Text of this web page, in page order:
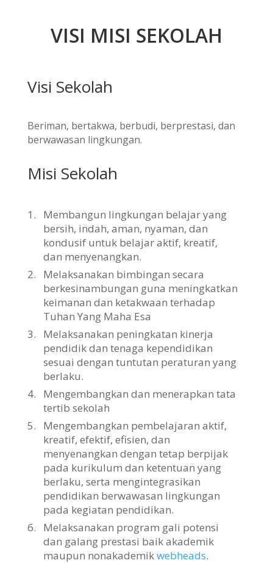
VISI MISI SEKOLAH
Visi Sekolah
Beriman, bertakwa, berbudi, berprestasi, dan
berwawasan lingkungan.
Misi Sekolah
1.
Membangun lingkungan belajar yang
bersih, indah, aman, nyaman, dan
kondusif untuk belajar aktif, kreatif,
dan menyenangkan.
2.
Melaksanakan bimbingan secara
berkesinambungan guna meningkatkan
keimanan dan ketakwaan terhadap
Tuhan Yang Maha Esa
3.
Melaksanakan peningkatan kinerja
pendidik dan tenaga kependidikan
sesuai dengan tuntutan peraturan yang
berlaku.
4.
Mengembangkan dan menerapkan tata
tertib sekolah
5.
Mengembangkan pembelajaran aktif,
kreatif, efektif, efisien, dan
menyenangkan dengan tetap berpijak
pada kurikulum dan ketentuan yang
berlaku, serta mengintegrasikan
pendidikan berwawasan lingkungan
pada kegiatan pendidikan.
6.
Melaksanakan program gali potensi
dan galang prestasi baik akademik
maupun nonakademikwebheads.